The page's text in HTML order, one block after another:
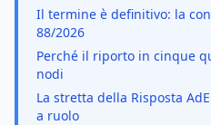
Il termine è definitivo: la
88/2026
Perché il riporto in cinque
nodi
La stretta della Risposta
a ruolo